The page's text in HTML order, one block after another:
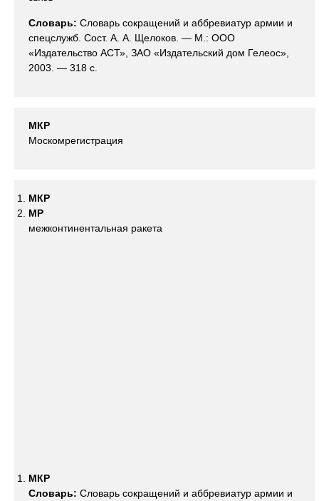
Словарь: Словарь сокращений и аббревиатур армии и
спецслужб. Сост. А. А. Щелоков. — М.: ООО
«Издательство АСТ», ЗАО «Издательский дом Гелеос»,
2003. — 318 с.
МКР
Москомрегистрация
МКР
МР
межконтинентальная ракета
МКР
Словарь: Словарь сокращений и аббревиатур армии и